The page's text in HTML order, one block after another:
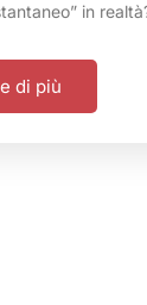
in
di più